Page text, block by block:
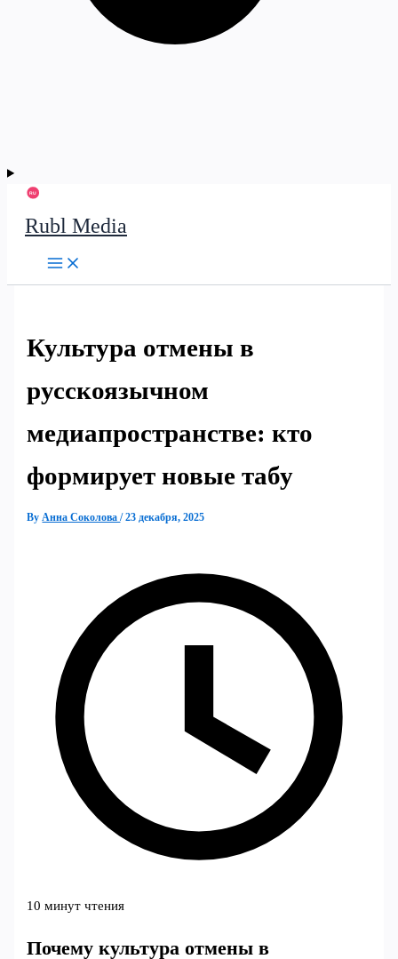
Rubl Media
Культура отмены в
русскоязычном
медиапространстве: кто
формирует новые табу
ByАнна Соколова/23 декабря, 2025
10 минут чтения
Почему культура отмены в